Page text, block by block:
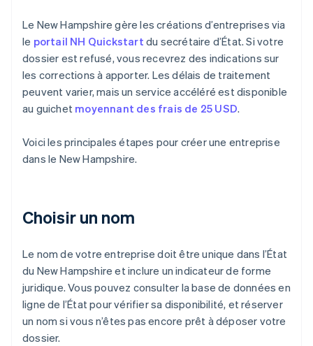
Le New Hampshire gère les créations d’entreprises via
le portail NH Quickstart du secrétaire d’État. Si votre
dossier est refusé, vous recevrez des indications sur
les corrections à apporter. Les délais de traitement
peuvent varier, mais un service accéléré est disponible
au guichet moyennant des frais de 25 USD.
Voici les principales étapes pour créer une entreprise
dans le New Hampshire.
Choisir un nom
Le nom de votre entreprise doit être unique dans l’État
du New Hampshire et inclure un indicateur de forme
juridique. Vous pouvez consulter la base de données en
ligne de l’État pour vérifier sa disponibilité, et réserver
un nom si vous n’êtes pas encore prêt à déposer votre
dossier.